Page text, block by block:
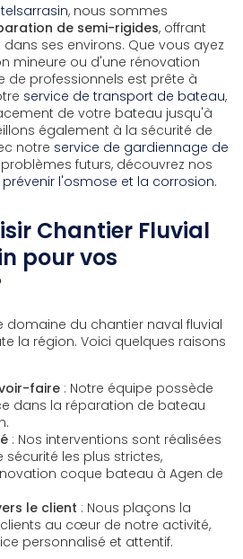
, nous sommes
de semi-rigides, offrant
ses environs. Que vous ayez
mineure ou d'une rénovation
de professionnels est prête à
service de transport de bateau,
de votre bateau jusqu'à
également à la sécurité de
notre service de gardiennage de
problèmes futurs, découvrez nos
l'osmose et la corrosion.
Chantier Fluvial
pour vos
domaine du chantier naval fluvial
la région. Voici quelques raisons
faire : Notre équipe possède
dans la réparation de bateau
.
: Nos interventions sont réalisées
les plus strictes,
coque bateau à Agen de
le client : Nous plaçons la
au cœur de notre activité,
personnalisé et attentif.